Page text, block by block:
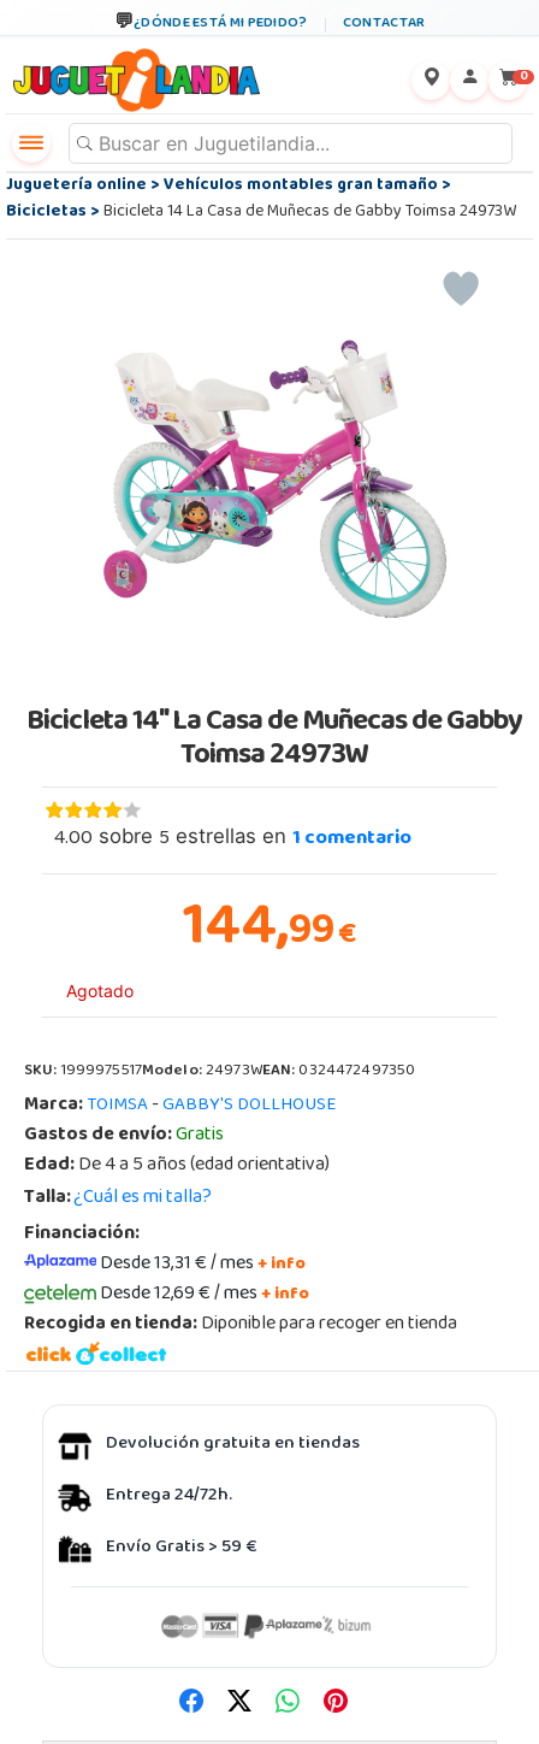
¿DÓNDE ESTÁ MI PEDIDO? CONTACTAR
0
Juguetería online>Vehículos montables gran tamaño>
Bicicletas>Bicicleta 14 La Casa de Muñecas de Gabby Toimsa 24973W
Bicicleta 14" La Casa de Muñecas de Gabby
Toimsa 24973W
4.00 sobre 5 estrellas en 1comentario
144,99€
Agotado
SKU:1999975517Modelo:24973WEAN:0324472497350
Marca:TOIMSA-GABBY'S DOLLHOUSE
Gastos de envío:Gratis
Edad:De 4 a 5 años (edad orientativa)
Talla:¿Cuál es mi talla?
Financiación:
Desde 13,31 € / mes+ info
Desde 12,69 € / mes+ info
Recogida en tienda:Diponible para recoger en tienda
Devolución gratuita en tiendas
Entrega 24/72h.
Envío Gratis > 59 €